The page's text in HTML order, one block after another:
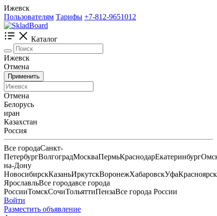
Ижевск
Пользователям Тарифы +7-812-9651012
Каталог
Ижевск
Отмена
Применить
Отмена
Белорусь
иран
Казахстан
Россия
Все городаСанкт-
ПетербургВолгоградМоскваПермьКраснодарЕкатеринбург
на-Дону
НовосибирскКазаньИркутскВоронежХабаровскУфаКрасноярск
ЯрославльВсе городавсе города
РоссииТомскСочиТольяттиПензаВсе города России
Войти
Разместить объявление